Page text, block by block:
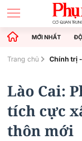
MỚI NHẤT
Trang chủ Chính trị
Lào Cai:
tích cực
thôn mới